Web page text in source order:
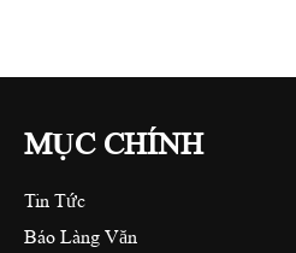
MỤC CHÍNH
Tin Tức
Báo Làng Văn